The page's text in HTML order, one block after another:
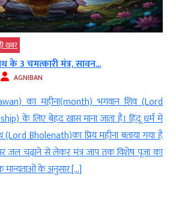
खबर
3 चमत्कारी मंत्र, सावन...
AGNIBAN
का महीना(month) भगवान शिव (Lord
के लिए बेहद खास माना जाता है। हिंदू धर्म में
Bholenath)का प्रिय महीना बताया गया है
जल चढ़ाने से लेकर मंत्र जाप तक विशेष पूजा का
मान्यताओं के अनुसार […]